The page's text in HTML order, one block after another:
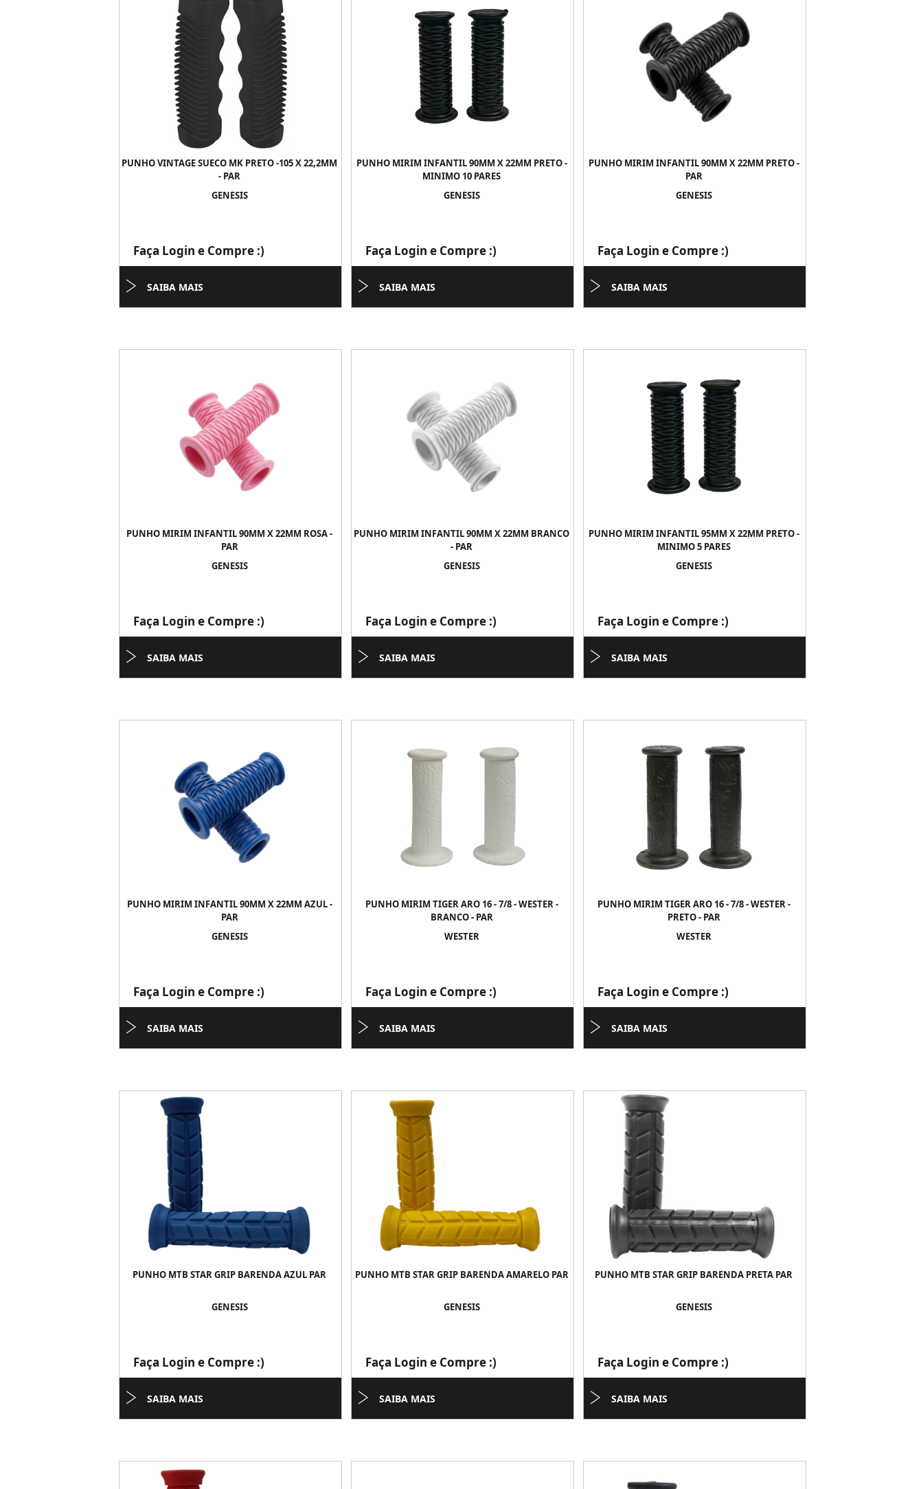
PUNHO VINTAGE SUECO MK PRETO -105 X 22,2MM
- PAR
GENESIS
Faça Login e Compre :)
SAIBA MAIS
PUNHO MIRIM INFANTIL 90MM X 22MM PRETO -
MINIMO 10 PARES
GENESIS
Faça Login e Compre :)
SAIBA MAIS
PUNHO MIRIM INFANTIL 90MM X 22MM PRETO -
PAR
GENESIS
Faça Login e Compre :)
SAIBA MAIS
PUNHO MIRIM INFANTIL 90MM X 22MM ROSA -
PAR
GENESIS
Faça Login e Compre :)
SAIBA MAIS
PUNHO MIRIM INFANTIL 90MM X 22MM BRANCO
- PAR
GENESIS
Faça Login e Compre :)
SAIBA MAIS
PUNHO MIRIM INFANTIL 95MM X 22MM PRETO -
MINIMO 5 PARES
GENESIS
Faça Login e Compre :)
SAIBA MAIS
PUNHO MIRIM INFANTIL 90MM X 22MM AZUL -
PAR
GENESIS
Faça Login e Compre :)
SAIBA MAIS
PUNHO MIRIM TIGER ARO 16 - 7/8 - WESTER -
BRANCO - PAR
WESTER
Faça Login e Compre :)
SAIBA MAIS
PUNHO MIRIM TIGER ARO 16 - 7/8 - WESTER -
PRETO - PAR
WESTER
Faça Login e Compre :)
SAIBA MAIS
PUNHO MTB STAR GRIP BARENDA AZUL PAR
GENESIS
Faça Login e Compre :)
SAIBA MAIS
PUNHO MTB STAR GRIP BARENDA AMARELO PAR
GENESIS
Faça Login e Compre :)
SAIBA MAIS
PUNHO MTB STAR GRIP BARENDA PRETA PAR
GENESIS
Faça Login e Compre :)
SAIBA MAIS